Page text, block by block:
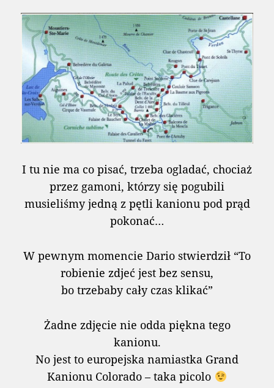
I tu nie ma co pisać, trzeba ogladać, chociaż
przez gamoni, którzy się pogubili
musieliśmy jedną z pętli kanionu pod prąd
pokonać…
W pewnym momencie Dario stwierdził “To
robienie zdjeć jest bez sensu,
bo trzebaby cały czas klikać”
Żadne zdjęcie nie odda piękna tego
kanionu.
No jest to europejska namiastka Grand
Kanionu Colorado – taka picolo